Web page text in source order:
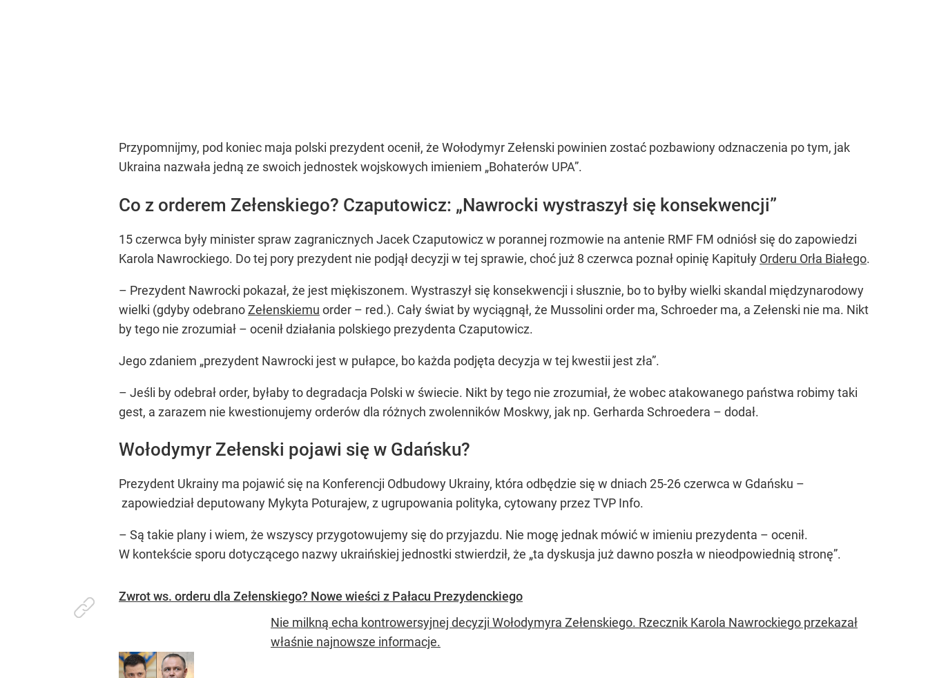
Przypomnijmy, pod koniec maja polski prezydent ocenił, że Wołodymyr Zełenski powinien zostać pozbawiony odznaczenia po tym, jak
Ukraina nazwała jedną ze swoich jednostek wojskowych imieniem „Bohaterów UPA”.
Co z orderem Zełenskiego? Czaputowicz: „Nawrocki wystraszył się konsekwencji”
15 czerwca były minister spraw zagranicznych Jacek Czaputowicz w porannej rozmowie na antenie RMF FM odniósł się do zapowiedzi
Karola Nawrockiego. Do tej pory prezydent nie podjął decyzji w tej sprawie, choć już 8 czerwca poznał opinię Kapituły Orderu Orła Białego.
– Prezydent Nawrocki pokazał, że jest miękiszonem. Wystraszył się konsekwencji i słusznie, bo to byłby wielki skandal międzynarodowy
wielki (gdyby odebranoZełenskiemu order – red.). Cały świat by wyciągnął, że Mussolini order ma, Schroeder ma, a Zełenski nie ma. Nikt
by tego nie zrozumiał – ocenił działania polskiego prezydenta Czaputowicz.
Jego zdaniem „prezydent Nawrocki jest w pułapce, bo każda podjęta decyzja w tej kwestii jest zła”.
– Jeśli by odebrał order, byłaby to degradacja Polski w świecie. Nikt by tego nie zrozumiał, że wobec atakowanego państwa robimy taki
gest, a zarazem nie kwestionujemy orderów dla różnych zwolenników Moskwy, jak np. Gerharda Schroedera – dodał.
Wołodymyr Zełenski pojawi się w Gdańsku?
Prezydent Ukrainy ma pojawić się na Konferencji Odbudowy Ukrainy, która odbędzie się w dniach 25-26 czerwca w Gdańsku –
zapowiedział deputowany Mykyta Poturajew, z ugrupowania polityka, cytowany przez TVP Info.
– Są takie plany i wiem, że wszyscy przygotowujemy się do przyjazdu. Nie mogę jednak mówić w imieniu prezydenta – ocenił.
W kontekście sporu dotyczącego nazwy ukraińskiej jednostki stwierdził, że „ta dyskusja już dawno poszła w nieodpowiednią stronę”.
Zwrot ws. orderu dla Zełenskiego? Nowe wieści z Pałacu Prezydenckiego
Nie milkną echa kontrowersyjnej decyzji Wołodymyra Zełenskiego. Rzecznik Karola Nawrockiego przekazał
właśnie najnowsze informacje.